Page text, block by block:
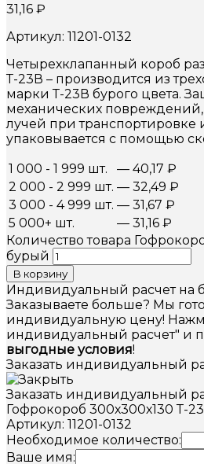
31,16 ₽
Артикул: 11201-0132
Четырехклапанный короб
Т-23В – производится из
марки Т-23В бурого цвета.
механических
лучей при транспортировке
упаковывается с помощью
1 000 - 1 999 шт.
— 40,17 ₽
2 000 - 2 999 шт. — 32,49 ₽
3 000 - 4 999 шт. — 31,67 ₽
5 000+ шт.
— 31,16 ₽
Количество товара
бурый
В корзину
Индивидуальный расчет на
Заказываете больше? Мы
индивидуальную цену!
индивидуальный расчет" и
выгодные условия!
Заказать индивидуальный
Заказать индивидуальный
Гофрокороб 300х300х130 Т-
Артикул: 11201-0132
Необходимое количество:
Ваше имя: